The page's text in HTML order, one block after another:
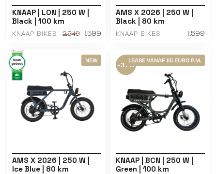
KNAAP | LON | 250 W |
Black | 100 km
KNAAP BIKES 2.549 1.599
AMS X 2026 | 250 W |
Black | 80 km
KNAAP BIKES 1.599
NEW
AMS X 2026 | 250 W |
Ice Blue | 80 km
LEASE VANAF 115 EURO P.M.
-37%
KNAAP | BCN | 250 W |
Green | 100 km